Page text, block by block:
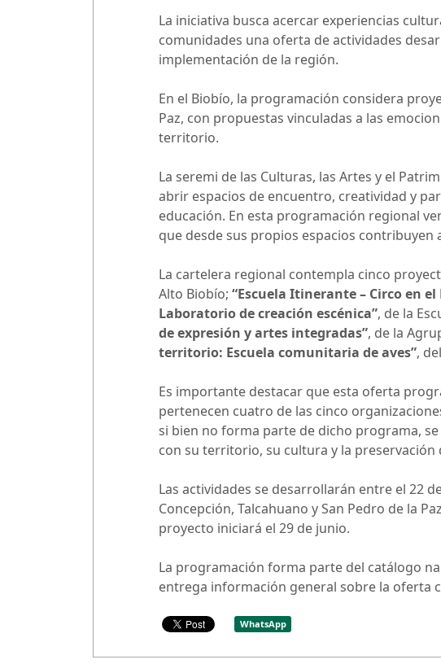
La iniciativa busca acercar experiencias
comunidades una oferta de actividades
implementación de la región.
En el Biobío, la programación considera
Paz, con propuestas vinculadas a las
territorio.
La seremi de las Culturas, las Artes y el
abrir espacios de encuentro, creatividad y
educación. En esta programación regional
que desde sus propios espacios contribuyen
La cartelera regional contempla cinco
Alto Biobío; “Escuela Itinerante – Circo en el
Laboratorio de creación escénica”, de la
de expresión y artes integradas”, de la
territorio: Escuela comunitaria de aves”,
Es importante destacar que esta oferta
pertenecen cuatro de las cinco
si bien no forma parte de dicho programa,
con su territorio, su cultura y la preservación
Las actividades se desarrollarán entre el 22
Concepción, Talcahuano y San Pedro de la
proyecto iniciará el 29 de junio.
La programación forma parte del catálogo
entrega información general sobre la oferta
WhatsApp